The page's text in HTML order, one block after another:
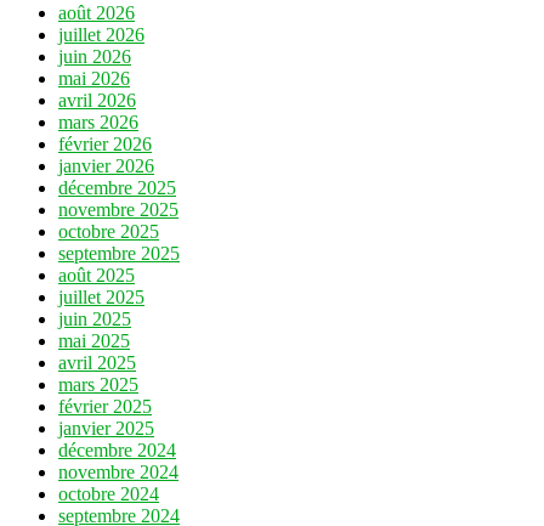
août 2026
juillet 2026
juin 2026
mai 2026
avril 2026
mars 2026
février 2026
janvier 2026
décembre 2025
novembre 2025
octobre 2025
septembre 2025
août 2025
juillet 2025
juin 2025
mai 2025
avril 2025
mars 2025
février 2025
janvier 2025
décembre 2024
novembre 2024
octobre 2024
septembre 2024